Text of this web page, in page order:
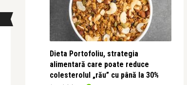
Dieta Portofoliu, strategia
alimentară care poate reduce
colesterolul „rău” cu până la 30%